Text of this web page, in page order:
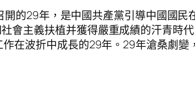
29年，是中國共產黨引導中國國民
會主義扶植并獲得嚴重成績的汗青時
在波折中成長的29年。29年滄桑劇變